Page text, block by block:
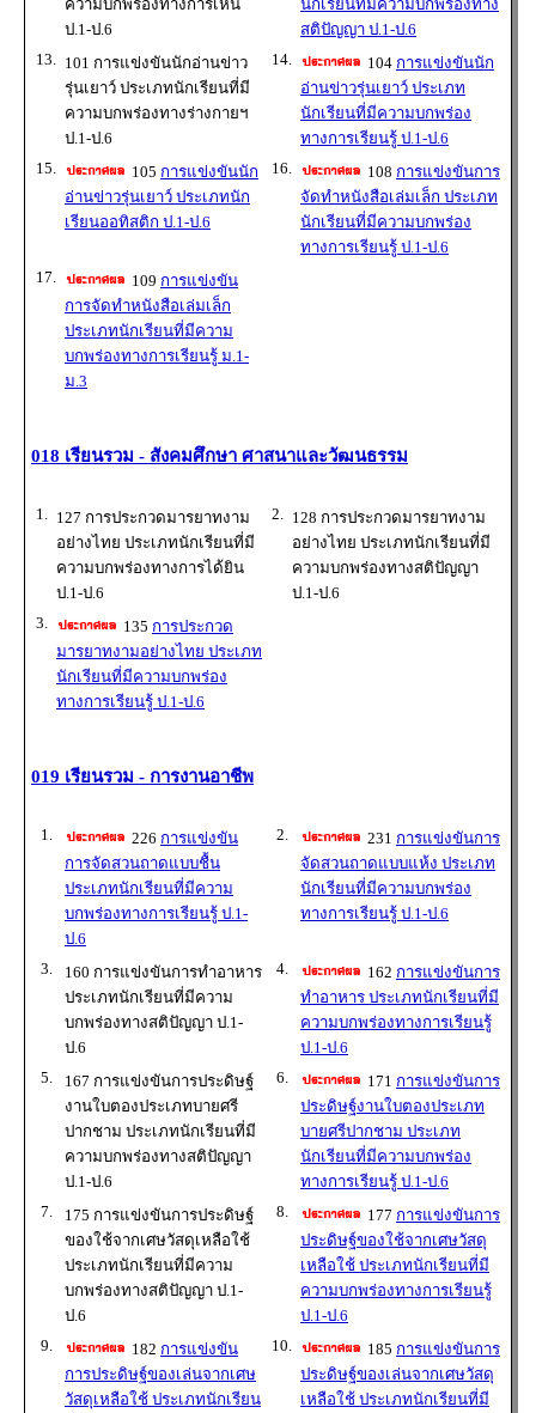
ความบกพร่องทางการเห็น
ป.1-ป.6
นักเรียนที่มีความบกพร่องทาง
สติปัญญา ป.1-ป.6
13. 101 การแข่งขันนักอ่านข่าว
รุ่นเยาว์ ประเภทนักเรียนที่มี
ความบกพร่องทางร่างกายฯ
ป.1-ป.6
14. 104 การแข่งขันนัก
อ่านข่าวรุ่นเยาว์ ประเภท
นักเรียนที่มีความบกพร่อง
ทางการเรียนรู้ ป.1-ป.6
15.
105 การแข่งขันนัก
อ่านข่าวรุ่นเยาว์ ประเภทนัก
เรียนออทิสติก ป.1-ป.6
16. 108 การแข่งขันการ
จัดทำหนังสือเล่มเล็ก ประเภท
นักเรียนที่มีความบกพร่อง
ทางการเรียนรู้ ป.1-ป.6
17.
109 การแข่งขัน
การจัดทำหนังสือเล่มเล็ก
ประเภทนักเรียนที่มีความ
บกพร่องทางการเรียนรู้ ม.1-
ม.3
018 เรียนรวม - สังคมศึกษา ศาสนาและวัฒนธรรม
1.
127 การประกวดมารยาทงาม
อย่างไทย ประเภทนักเรียนที่มี
ความบกพร่องทางการได้ยิน
ป.1-ป.6
2.
128 การประกวดมารยาทงาม
อย่างไทย ประเภทนักเรียนที่มี
ความบกพร่องทางสติปัญญา
ป.1-ป.6
3.
135 การประกวด
มารยาทงามอย่างไทย ประเภท
นักเรียนที่มีความบกพร่อง
ทางการเรียนรู้ ป.1-ป.6
019 เรียนรวม - การงานอาชีพ
1. 226 การแข่งขัน
การจัดสวนถาดแบบชื้น
ประเภทนักเรียนที่มีความ
บกพร่องทางการเรียนรู้ ป.1-
ป.6
2. 231 การแข่งขันการ
จัดสวนถาดแบบแห้ง ประเภท
นักเรียนที่มีความบกพร่อง
ทางการเรียนรู้ ป.1-ป.6
3.
160 การแข่งขันการทำอาหาร
ประเภทนักเรียนที่มีความ
บกพร่องทางสติปัญญา ป.1-
ป.6
4. 162 การแข่งขันการ
ทำอาหาร ประเภทนักเรียนที่มี
ความบกพร่องทางการเรียนรู้
ป.1-ป.6
5.
167 การแข่งขันการประดิษฐ์
งานใบตองประเภทบายศรี
ปากชาม ประเภทนักเรียนที่มี
ความบกพร่องทางสติปัญญา
ป.1-ป.6
6. 171 การแข่งขันการ
ประดิษฐ์งานใบตองประเภท
บายศรีปากชาม ประเภท
นักเรียนที่มีความบกพร่อง
ทางการเรียนรู้ ป.1-ป.6
7.
175 การแข่งขันการประดิษฐ์
ของใช้จากเศษวัสดุเหลือใช้
ประเภทนักเรียนที่มีความ
บกพร่องทางสติปัญญา ป.1-
ป.6
8. 177 การแข่งขันการ
ประดิษฐ์ของใช้จากเศษวัสดุ
เหลือใช้ ประเภทนักเรียนที่มี
ความบกพร่องทางการเรียนรู้
ป.1-ป.6
9.
182 การแข่งขัน
การประดิษฐ์ของเล่นจากเศษ
วัสดุเหลือใช้ ประเภทนักเรียน
10. 185 การแข่งขันการ
ประดิษฐ์ของเล่นจากเศษวัสดุ
เหลือใช้ ประเภทนักเรียนที่มี